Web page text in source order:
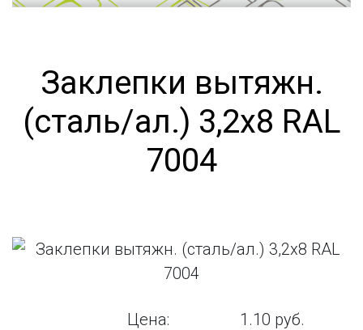
Заклепки вытяжн.
(сталь/ал.) 3,2х8 RAL
7004
Цена:
1.10 руб.